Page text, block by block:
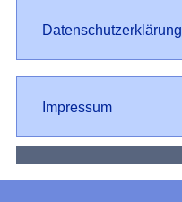
Datenschutz
Datenschutzerklärung
Impressum
Impressum